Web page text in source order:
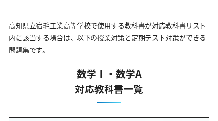
高知県立宿毛工業高等学校で使用する教科書が対応教科書リスト
内に該当する場合は、以下の授業対策と定期テスト対策ができる
問題集です。
数学Ⅰ・数学A
対応教科書一覧